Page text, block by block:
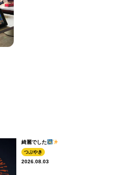
綺麗でした
つぶやき
2026.08.03